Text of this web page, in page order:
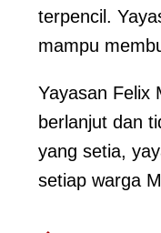
terpencil.
mampu
Yayasan Felix
berlanjut dan
yang setia,
setiap warga